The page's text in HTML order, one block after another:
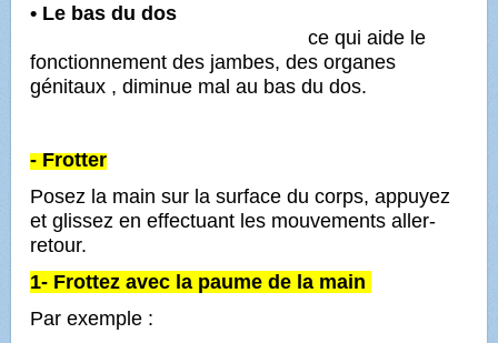
• Le bas du dos
ce qui aide le
fonctionnement des jambes, des organes
génitaux , diminue mal au bas du dos.
- Frotter
Posez la main sur la surface du corps, appuyez
et glissez en effectuant les mouvements aller-
retour.
1- Frottez avec la paume de la main
Par exemple :